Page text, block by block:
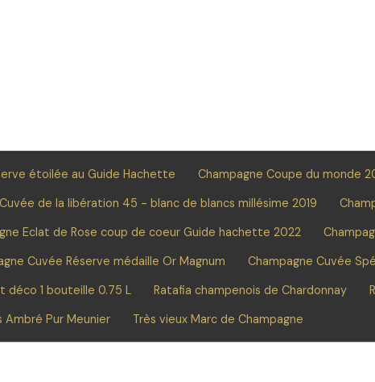
étoilée au Guide Hachette Champagne Coupe du monde
Cuvée de la libération 45 - blanc de blancs millésime 2019
Eclat de Rose coup de coeur Guide hachette 2022
Cuvée Réserve médaille Or Magnum
Champagne Cuvée
déco 1 bouteille 0.75 L Ratafia champenois de Chardonnay
Ambré Pur Meunier
Très vieux Marc de Champagne